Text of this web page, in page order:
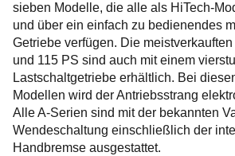
sieben Modelle, die alle als HiTech-
und über ein einfach zu bedienendes
Getriebe verfügen. Die
und 115 PS sind auch mit einem
Lastschaltgetriebe erhältlich. Bei
Modellen wird der Antriebsstrang
Alle A-Serien sind mit der bekannten
Wendeschaltung einschließlich der
Handbremse ausgestattet.